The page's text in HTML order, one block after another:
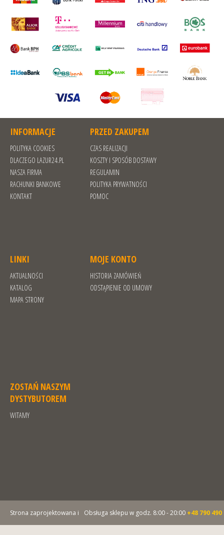
INFORMACJE
POLITYKA COOKIES
DLACZEGO LAZUR24.PL
NASZA FIRMA
RACHUNKI BANKOWE
KONTAKT
PRZED ZAKUPEM
CZAS REALIZACJI
KOSZTY I SPOSÓB DOSTAWY
REGULAMIN
POLITYKA PRYWATNOŚCI
POMOC
LINKI
AKTUALNOŚCI
KATALOG
MAPA STRONY
MOJE KONTO
HISTORIA ZAMÓWIEŃ
ODSTĄPIENIE OD UMOWY
ZOSTAŃ NASZYM
DYSTYBUTOREM
WITAMY
Obsługa sklepu w godz. 8:00 - 20:00 +48 790 490
Strona zaprojektowana i